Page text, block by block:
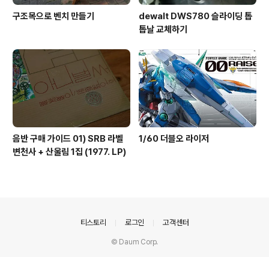
구조목으로 벤치 만들기
dewalt DWS780 슬라이딩 톱
톱날 교체하기
음반 구매 가이드 01) SRB 라벨
변천사 + 산울림 1집 (1977. LP)
1/60 더블오 라이저
티스토리 로그인 고객센터
© Daum Corp.